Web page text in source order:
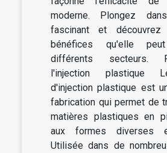
moderne. Plongez
fascinant et
bénéfices qu'elle
différents secteurs.
l'injection plastique
d'injection plastique est
fabrication qui permet de
matières plastiques en
aux formes diverses
Utilisée dans de